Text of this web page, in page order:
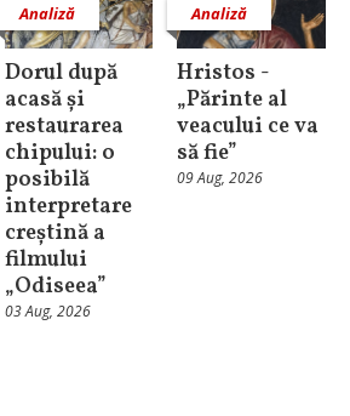
Analiză
Dorul după
acasă și
restaurarea
chipului: o
posibilă
interpretare
creștină a
filmului
„Odiseea”
03 Aug, 2026
Analiză
Hristos -
„Părinte al
veacului ce va
să fie”
09 Aug, 2026